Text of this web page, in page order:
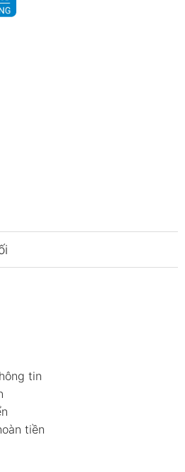
tin
tiền